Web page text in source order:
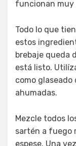
funcionan muy
Todo lo que
estos
brebaje queda
está listo.
como
ahumadas.
Mezcle todos
sartén a fuego
espese. Una